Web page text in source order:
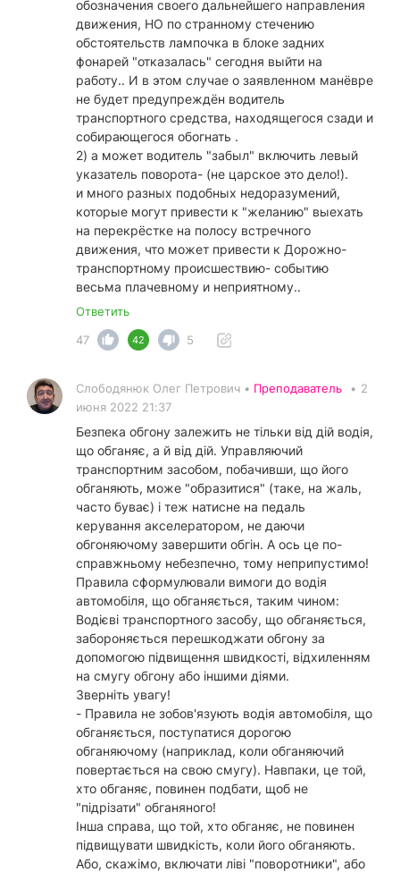
обозначения своего дальнейшего направления
движения, НО по странному стечению
обстоятельств лампочка в блоке задних
фонарей "отказалась" сегодня выйти на
работу.. И в этом случае о заявленном манёвре
не будет предупреждён водитель
транспортного средства, находящегося сзади и
собирающегося обогнать .
2) а может водитель "забыл" включить левый
указатель поворота- (не царское это дело!).
и много разных подобных недоразумений,
которые могут привести к "желанию" выехать
на перекрёстке на полосу встречного
движения, что может привести к Дорожно-
транспортному происшествию- событию
весьма плачевному и неприятному..
Ответить
47
42 5
Слободянюк Олег Петрович • Преподаватель • 2
июня 2022 21:37
Безпека обгону залежить не тільки від дій водія,
що обганяє, а й від дій. Управляючий
транспортним засобом, побачивши, що його
обганяють, може "образитися" (таке, на жаль,
часто буває) і теж натисне на педаль
керування акселератором, не даючи
обгоняючому завершити обгін. А ось це по-
справжньому небезпечно, тому неприпустимо!
Правила сформулювали вимоги до водія
автомобіля, що обганяється, таким чином:
Водієві транспортного засобу, що обганяється,
забороняється перешкоджати обгону за
допомогою підвищення швидкості, відхиленням
на смугу обгону або іншими діями.
Зверніть увагу!
- Правила не зобов'язують водія автомобіля, що
обганяється, поступатися дорогою
обганяючому (наприклад, коли обганяючий
повертається на свою смугу). Навпаки, це той,
хто обганяє, повинен подбати, щоб не
"підрізати" обганяного!
Інша справа, що той, хто обганяє, не повинен
підвищувати швидкість, коли його обганяють.
Або, скажімо, включати ліві "поворотники", або